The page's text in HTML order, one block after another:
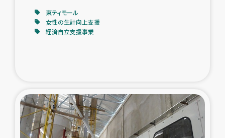
東ティモール
女性の生計向上支援
経済自立支援事業